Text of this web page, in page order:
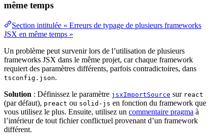
même temps
Section intitulée « Erreurs de typage de plusieurs frameworks
JSX en même temps »
Un problème peut survenir lors de l’utilisation de plusieurs
frameworks JSX dans le même projet, car chaque framework
requiert des paramètres différents, parfois contradictoires, dans
tsconfig.json.
Solution : Définissez le paramètre jsxImportSource sur react
(par défaut), preact ou solid-js en fonction du framework que
vous utilisez le plus. Ensuite, utilisez un commentaire pragma à
l’intérieur de tout fichier conflictuel provenant d’un framework
différent.